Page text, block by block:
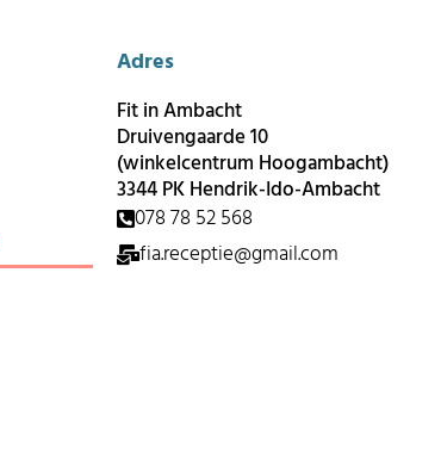
Adres
Fit in Ambacht
Druivengaarde 10
(winkelcentrum Hoogambacht)
3344 PK Hendrik-Ido-Ambacht
078 78 52 568
fia.receptie@gmail.com